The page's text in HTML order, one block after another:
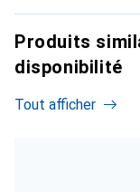
Produits
disponibilité
Tout afficher